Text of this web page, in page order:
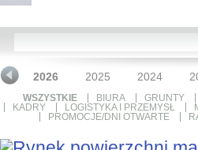
2026 2025 2024
WSZYSTKIE BIURA GRUNTY
KADRY
LOGISTYKA I PRZEMYSŁ
PROMOCJE/DNI OTWARTE